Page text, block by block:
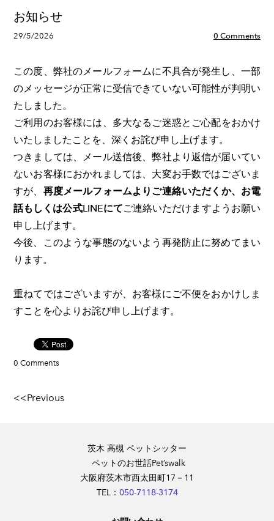
お知らせ
29/5/2026 0 Comments
この度、弊社のメールフォームに不具合が発生し、一部
のメッセージが正常に受信できていない可能性が判明い
たしました。
​ご利用のお客様には、多大なるご迷惑とご心配をおかけ
いたしましたことを、深くお詫び申し上げます。
つきましては、メール送信後、弊社より返信が届いてい
ないお客様におかれましては、大変お手数ではございま
すが、 再度メールフォームよりご連絡いただくか、お電
話もしくは公式LINEにてご連絡いただけますようお願い
申し上げます。
今後、このような事態のないよう再発防止に努めてまい
ります。
​重ねてではございますが、お客様にご不便をおかけしま
すことを心よりお詫び申し上げます。
0 Comments
<<Previous
茨木 高槻 ペットシッター
​ ペットのお世話Pet’swalk
大阪府茨木市西太田町17－11
​TEL： 050-7118-3174